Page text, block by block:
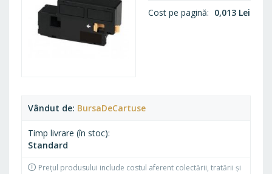
Vândut de BursaDeCartuse
Timp livrare (în stoc)
Standard
Prețul produsului include costul aferent colectării, tratării și
Cost pe pagină 0,013 Lei